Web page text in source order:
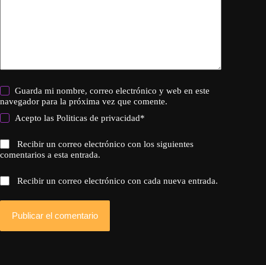
Guarda mi nombre, correo electrónico y web en este
navegador para la próxima vez que comente.
Acepto lasPoliticas de privacidad*
Recibir un correo electrónico con los siguientes
comentarios a esta entrada.
Recibir un correo electrónico con cada nueva entrada.
Publicar el comentario